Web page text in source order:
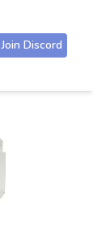
Join Discord